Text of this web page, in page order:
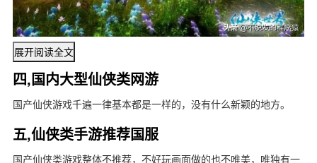
展开阅读全文
四,国内大型仙侠类网游
国产仙侠游戏千遍一律基本都是一样的，没有什么新颖的地方。
五,仙侠类手游推荐国服
国产仙侠类游戏整体不推荐，不好玩画面做的也不唯美，唯独有一